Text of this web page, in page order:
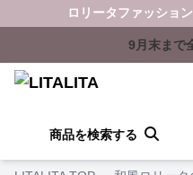
ロリータファッショ
9月末まで
商品を検索する